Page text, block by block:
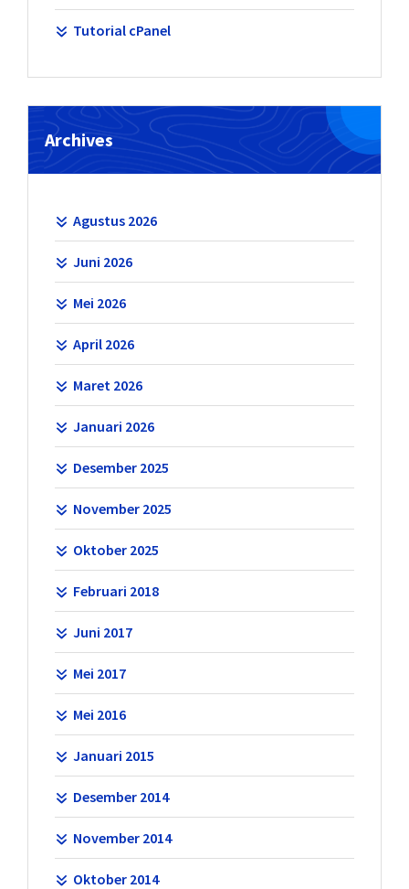
Tutorial cPanel
Archives
Agustus 2026
Juni 2026
Mei 2026
April 2026
Maret 2026
Januari 2026
Desember 2025
November 2025
Oktober 2025
Februari 2018
Juni 2017
Mei 2017
Mei 2016
Januari 2015
Desember 2014
November 2014
Oktober 2014